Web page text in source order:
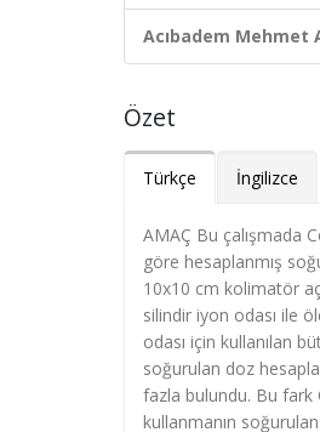
Acıbadem Mehmet
Özet
Türkçe İngilizce
AMAÇ Bu çalışmada
göre hesaplanmış
10x10 cm kolimatör
silindir iyon odası ile
odası için kullanılan
soğurulan doz
fazla bulundu. Bu fark
kullanmanın soğurulan